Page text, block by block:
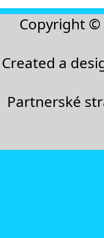
Copyright ©
Created a
Partnerské